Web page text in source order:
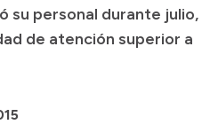
su personal durante julio,
de atención superior a